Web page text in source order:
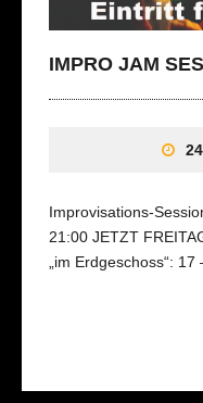
IMPRO JAM
Improvisations-
21:00 JETZT
„im Erdgeschoss“: